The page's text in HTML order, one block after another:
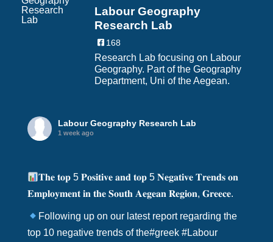
Labour Geography
Research Lab
168
Research Lab focusing on Labour
Geography. Part of the Geography
Department, Uni of the Aegean.
Labour Geography Research Lab
1 week ago
𝐓𝐡𝐞 𝐭𝐨𝐩 5 𝐏𝐨𝐬𝐢𝐭𝐢𝐯𝐞 𝐚𝐧𝐝 𝐭𝐨𝐩 5 𝐍𝐞𝐠𝐚𝐭𝐢𝐯𝐞 𝐓𝐫𝐞𝐧𝐝𝐬 𝐨𝐧
𝐄𝐦𝐩𝐥𝐨𝐲𝐦𝐞𝐧𝐭 𝐢𝐧 𝐭𝐡𝐞 𝐒𝐨𝐮𝐭𝐡 𝐀𝐞𝐠𝐞𝐚𝐧 𝐑𝐞𝐠𝐢𝐨𝐧, 𝐆𝐫𝐞𝐞𝐜𝐞.
Following up on our latest report regarding the
top 10 negative trends of the#greek #Labour